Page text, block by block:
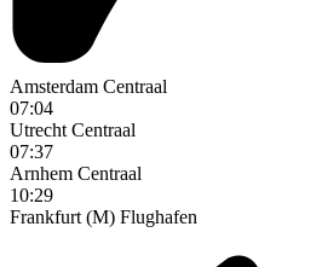
Amsterdam Centraal
07:04
Utrecht Centraal
07:37
Arnhem Centraal
10:29
Frankfurt (M) Flughafen